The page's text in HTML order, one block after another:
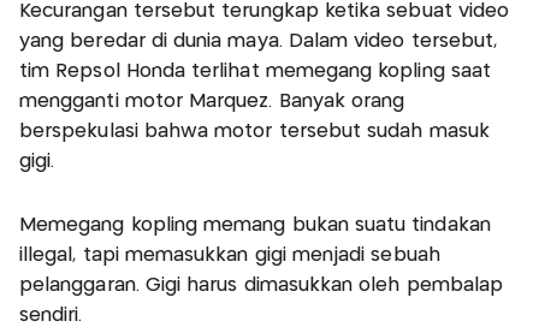
Kecurangan tersebut terungkap ketika sebuat video
yang beredar di dunia maya. Dalam video tersebut,
tim Repsol Honda terlihat memegang kopling saat
mengganti motor Marquez. Banyak orang
berspekulasi bahwa motor tersebut sudah masuk
gigi.
Memegang kopling memang bukan suatu tindakan
illegal, tapi memasukkan gigi menjadi sebuah
pelanggaran. Gigi harus dimasukkan oleh pembalap
sendiri.